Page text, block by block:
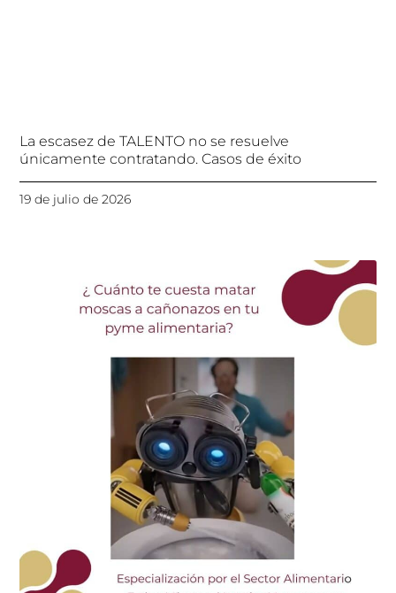
La escasez de TALENTO no se resuelve
únicamente contratando. Casos de éxito
19 de julio de 2026